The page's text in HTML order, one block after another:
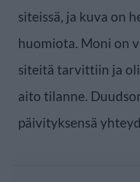
siteissä, ja kuva on
huomiota. Moni on
siteitä tarvittiin ja
aito tilanne.
päivityksensä